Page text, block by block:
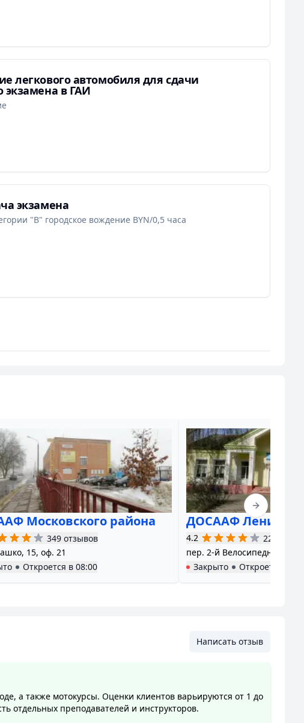
легкового автомобиля для сдачи
экзамена в ГАИ
экзамена
"В" городское вождение BYN/0,5 часа
Московского района
349 отзывов
15, оф. 21
Откроется в 08:00
ДОСААФ
4.2
226
пер. 2-й Велосипедный, д.
Закрыто
Откроется в
Next slide
Написать отзыв
а также мотокурсы. Оценки клиентов варьируются от 1 до
отдельных преподавателей и инструкторов.